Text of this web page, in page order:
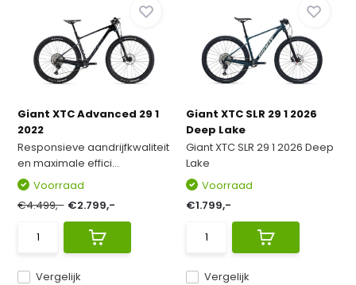
Giant XTC Advanced 29 1
2022
Responsieve aandrijfkwaliteit
en maximale effici...
Vergelijk
Voorraad
€4.499,- €2.799,-
Giant XTC SLR 29 1 2026
Deep Lake
Giant XTC SLR 29 1 2026 Deep
Lake
Vergelijk
Voorraad
€1.799,-